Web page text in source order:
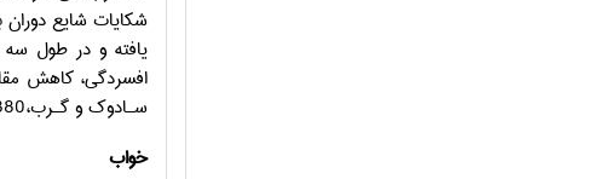
شكایات شایع دوران
يافته و در طول
افسردگی، کاهش
سـادوك و گـرب،1380).
خواب